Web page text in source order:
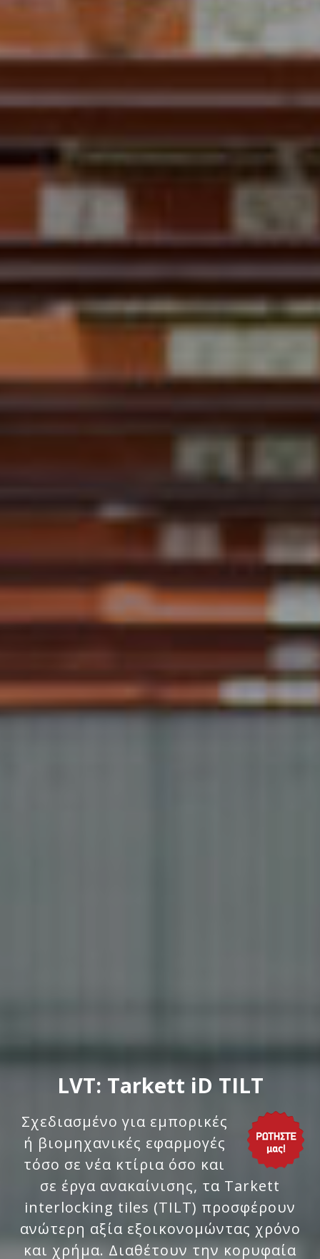
LVT: Tarkett iD TILT
Σχεδιασμένο για εμπορικές
ή βιομηχανικές εφαρμογές
τόσο σε νέα κτίρια όσο και
σε έργα ανακαίνισης, τα Tarkett
interlocking tiles (TILT) προσφέρουν
ανώτερη αξία εξοικονομώντας χρόνο
και χρήμα. Διαθέτουν την κορυφαία